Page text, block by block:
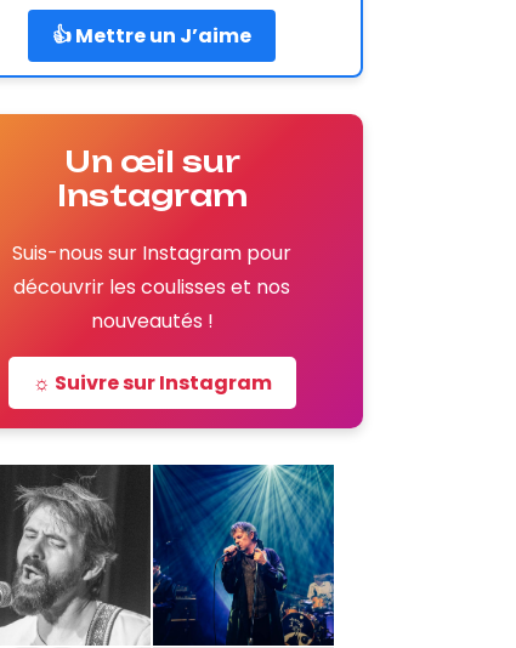
👍 Mettre un J’aime
Un œil sur
Instagram
Suis-nous sur Instagram pour
découvrir les coulisses et nos
nouveautés !
☼ Suivre sur Instagram